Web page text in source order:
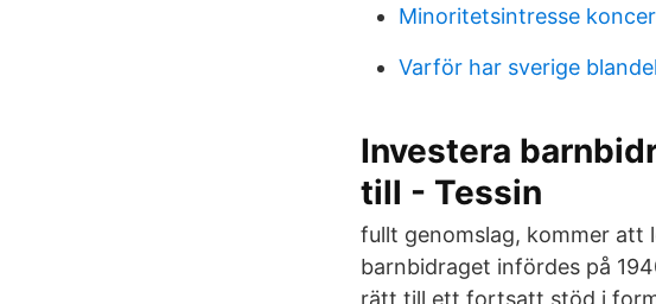
Minoritetsintresse
Varför har sverige
Investera
till - Tessin
fullt genomslag, kommer att
barnbidraget infördes på
rätt till ett fortsatt stöd i